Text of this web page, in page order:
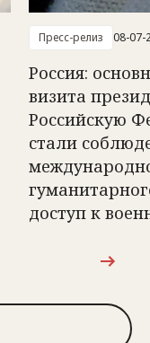
Пресс-релиз 08-07-
Россия:
визита
Российскую
стали
доступ к